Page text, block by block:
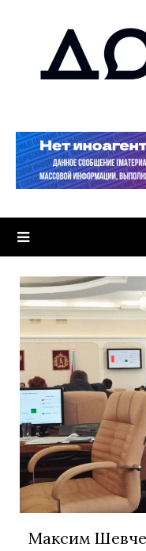
Максим